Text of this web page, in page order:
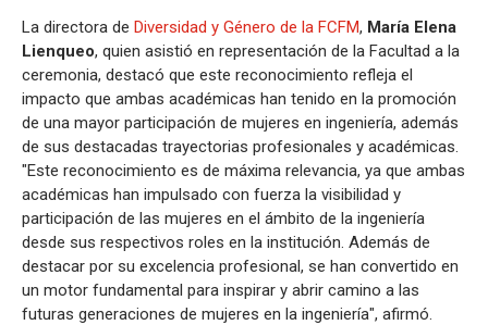
La directora de Diversidad y Género de la FCFM, María Elena
Lienqueo, quien asistió en representación de la Facultad a la
ceremonia, destacó que este reconocimiento refleja el
impacto que ambas académicas han tenido en la promoción
de una mayor participación de mujeres en ingeniería, además
de sus destacadas trayectorias profesionales y académicas.
"Este reconocimiento es de máxima relevancia, ya que ambas
académicas han impulsado con fuerza la visibilidad y
participación de las mujeres en el ámbito de la ingeniería
desde sus respectivos roles en la institución. Además de
destacar por su excelencia profesional, se han convertido en
un motor fundamental para inspirar y abrir camino a las
futuras generaciones de mujeres en la ingeniería", afirmó.